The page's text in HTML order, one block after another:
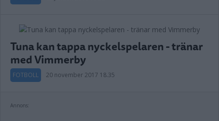
Tuna kan tappa nyckelspelaren - tränar
med Vimmerby
FOTBOLL 20 november 2017 18.35
Annons: